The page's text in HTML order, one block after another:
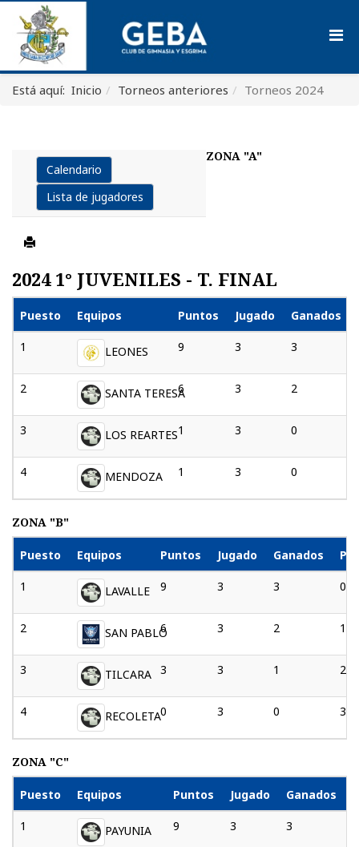
Está aquí: Inicio Torneos anteriores Torneos 2024
Calendario
Lista de jugadores
2024 1° JUVENILES - T. FINAL
ZONA "A"
Puesto Equipos Puntos Jugado Ganados
1 LEONES 9 3 3
2 SANTA TERESA
6 3 2
3 LOS REARTES1 3 0
4 MENDOZA 1 3 0
ZONA "B"
Puesto Equipos Puntos Jugado Ganados
1 LAVALLE 9 3 3 0
2 SAN PABLO
6 3 2 1
3 TILCARA 3 3 1 2
4 RECOLETA0 3 0 3
ZONA "C"
Puesto Equipos Puntos Jugado Ganados
1 PAYUNIA 9 3 3